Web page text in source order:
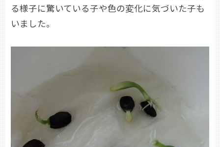
る様子に驚いている子や色の変化に気づいた子も
いました。